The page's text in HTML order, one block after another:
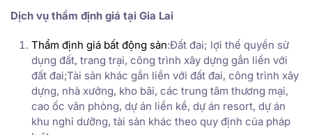
Dịch vụ thẩm định giá tại Gia Lai
Thẩm định giá bất động sản:Đất đai; lợi thế quyền sử
dụng đất, trang trại, công trình xây dựng gắn liền với
đất đai;Tài sản khác gắn liền với đất đai, công trình xây
dựng, nhà xưởng, kho bãi, các trung tâm thương mại,
cao ốc văn phòng, dự án liền kề, dự án resort, dự án
khu nghỉ dưỡng, tài sản khác theo quy định của pháp